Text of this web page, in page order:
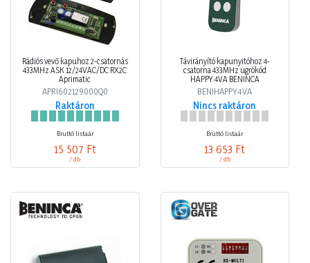
Rádiós vevő kapuhoz 2-csatornás
433MHz ASK 12/24VAC/DC RX2C
Aprimatic
APRI602129000Q0
Raktáron
Bruttó listaár
15 507 Ft
/ db
Távirányító kapunyitóhoz 4-
csatorna 433MHz ugrókód
HAPPY.4VA BENINCA
BENIHAPPY4VA
Nincs raktáron
Bruttó listaár
13 653 Ft
/ db